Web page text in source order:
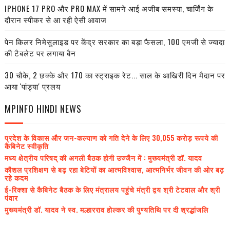
IPHONE 17 PRO और PRO MAX में सामने आई अजीब समस्या, चार्जिंग के
दौरान स्पीकर से आ रही ऐसी आवाज
पेन किलर निमेसुलाइड पर केंद्र सरकार का बड़ा फैसला, 100 एमजी से ज्यादा
की टैबलेट पर लगाया बैन
30 चौके, 2 छक्के और 170 का स्ट्राइक रेट... साल के आखिरी दिन मैदान पर
आया 'पांड्या' प्रलय
MPINFO HINDI NEWS
प्रदेश के विकास और जन-कल्याण को गति देने के लिए 30,055 करोड़ रूपये की
कैबिनेट स्वीकृति
मध्य क्षेत्रीय परिषद् की अगली बैठक होगी उज्जैन में : मुख्यमंत्री डॉ. यादव
कौशल प्रशिक्षण से बढ़ रहा बेटियों का आत्मविश्वास, आत्मनिर्भर जीवन की ओर बढ़
रहे कदम
ई-रिक्शा से कैबिनेट बैठक के लिए मंत्रालय पहुंचे मंत्री द्वय श्री टेटवाल और श्री
पंवार
मुख्यमंत्री डॉ. यादव ने स्व. मल्हारराव होल्कर की पुण्यतिथि पर दी श्रद्धांजलि